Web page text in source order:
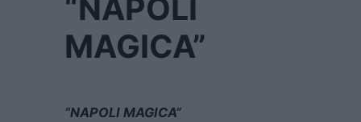
“NAPOLI
MAGICA”
“NAPOLI MAGICA”